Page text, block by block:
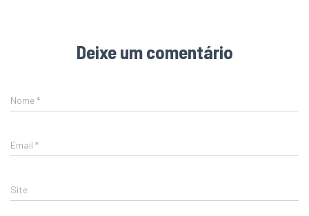
Deixe um comentário
Nome*
Email *
Site